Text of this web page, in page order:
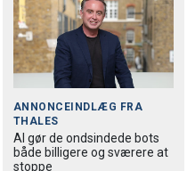
ANNONCEINDLÆG FRA
THALES
AI gør de ondsindede bots
både billigere og sværere at
stoppe